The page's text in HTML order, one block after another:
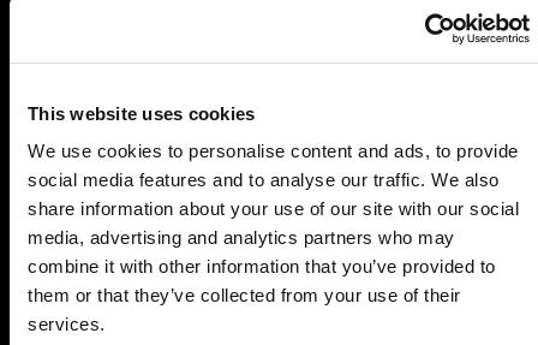
This website uses cookies
We use cookies to personalise content and ads, to provide
social media features and to analyse our traffic. We also
share information about your use of our site with our social
media, advertising and analytics partners who may
combine it with other information that you’ve provided to
them or that they’ve collected from your use of their
services.
SA.
16.01.2027 19:00 Uhr
Hauptkommissar Schröder ermittelt
Goldene Rose
Coburger Str. 31
96271 Grub am Forst
Auf der Karte anzeigen